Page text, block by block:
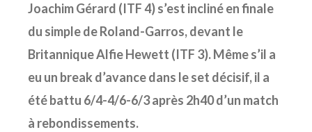
Joachim Gérard (ITF 4) s’est incliné en finale
du simple de Roland-Garros, devant le
Britannique Alfie Hewett (ITF 3). Même s’il a
eu un break d’avance dans le set décisif, il a
été battu 6/4-4/6-6/3 après 2h40 d’un match
à rebondissements.